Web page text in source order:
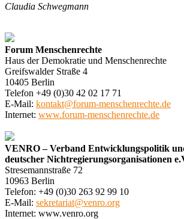
Claudia Schwegmann
Forum Menschenrechte
Haus der Demokratie und Menschenrechte
Greifswalder Straße 4
10405 Berlin
Telefon +49 (0)30 42 02 17 71
E-Mail: kontakt@forum-menschenrechte.de
Internet: www.forum-menschenrechte.de
VENRO – Verband Entwicklungspolitik
deutscher Nichtregierungsorganisationen
Stresemannstraße 72
10963 Berlin
Telefon: +49 (0)30 263 92 99 10
E-Mail: sekretariat@venro.org
Internet: www.venro.org